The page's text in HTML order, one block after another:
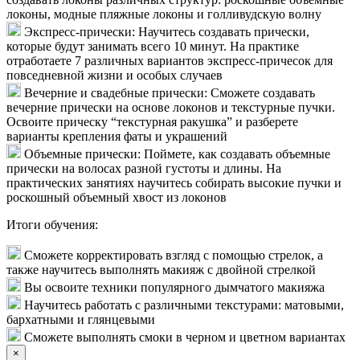
локоны, модные пляжные локоны и голливудскую волну
Экспресс-прически: Научитесь создавать прически,
которые будут занимать всего 10 минут. На практике
отработаете 7 различных вариантов экспресс-причесок для
повседневной жизни и особых случаев
Вечерние и свадебные прически: Сможете создавать
вечерние прически на основе локонов и текстурные пучки.
Освоите прическу “текстурная ракушка” и разберете
варианты крепления фаты и украшений
Объемные прически: Поймете, как создавать объемные
прически на волосах разной густоты и длины. На
практических занятиях научитесь собирать высокие пучки и
роскошный объемный хвост из локонов
Итоги обучения:
Сможете корректировать взгляд с помощью стрелок, а
также научитесь выполнять макияж с двойной стрелкой
Вы освоите техники популярного дымчатого макияжа
Научитесь работать с различными текстурами: матовыми,
бархатными и глянцевыми
Сможете выполнять смоки в черном и цветном вариантах
×